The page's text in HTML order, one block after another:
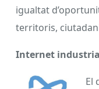
igualtat
territoris,
Internet
El